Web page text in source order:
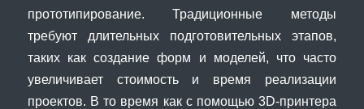
прототипирование. Традиционные методы
требуют длительных подготовительных этапов,
таких как создание форм и моделей, что часто
увеличивает стоимость и время реализации
проектов. В то время как с помощью 3D-принтера